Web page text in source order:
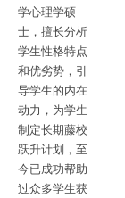
学心理学硕
士，擅长分析
学生性格特点
和优劣势，引
导学生的内在
动力，为学生
制定长期藤校
跃升计划，至
今已成功帮助
过众多学生获